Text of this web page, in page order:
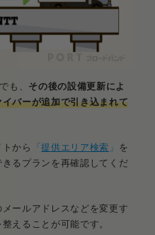
も、 その後の設備更新によ
バーが追加で引き込まれて
から 「提供エリア検索 」 を
るプランを再確認してくだ
ールアドレスなどを変更す
えることが可能です。